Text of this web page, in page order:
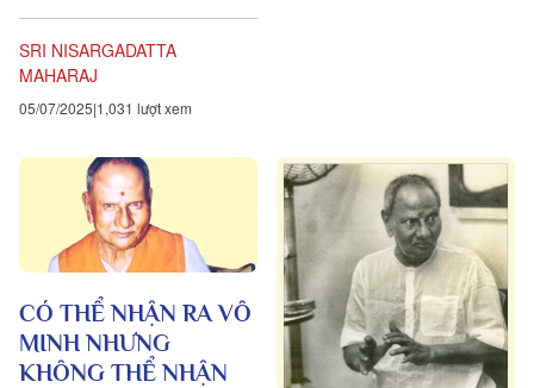
đúng?...
SRI NISARGADATTA
MAHARAJ
05/07/2025 1,031 lượt xem
CÓ THỂ NHẬN RA VÔ
MINH NHƯNG
KHÔNG THỂ NHẬN